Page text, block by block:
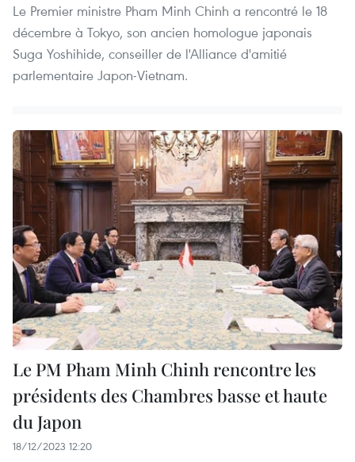
Le Premier ministre Pham Minh Chinh a rencontré le 18
décembre à Tokyo, son ancien homologue japonais
Suga Yoshihide, conseiller de l'Alliance d'amitié
parlementaire Japon-Vietnam.
Le PM Pham Minh Chinh rencontre les
présidents des Chambres basse et haute
du Japon
18/12/2023 12:20